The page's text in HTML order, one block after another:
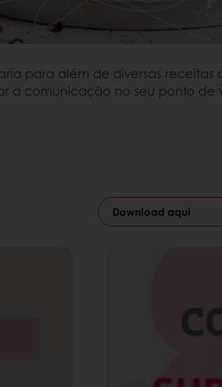
para além de diversas receitas
a comunicação no seu ponto de
Download aqui